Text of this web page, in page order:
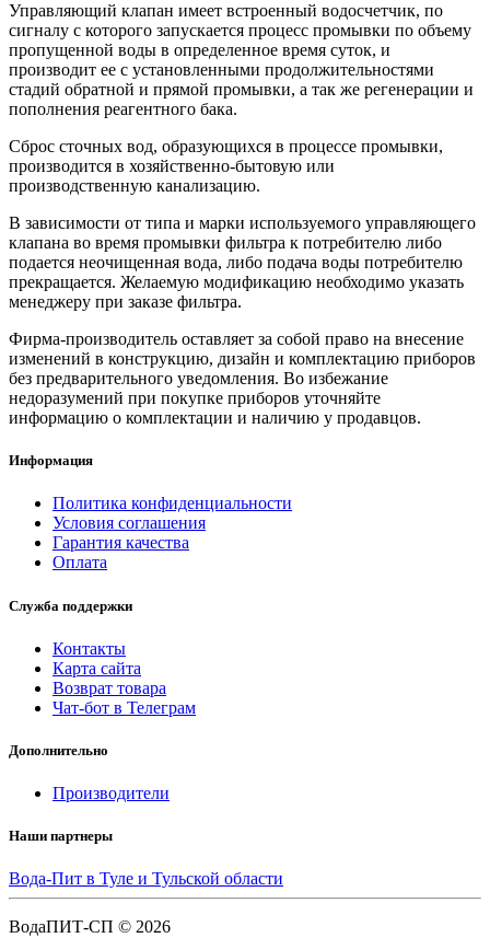
Управляющий клапан имеет встроенный водосчетчик, по
сигналу с которого запускается процесс промывки по объему
пропущенной воды в определенное время суток, и
производит ее с установленными продолжительностями
стадий обратной и прямой промывки, а так же регенерации и
пополнения реагентного бака.
Сброс сточных вод, образующихся в процессе промывки,
производится в хозяйственно-бытовую или
производственную канализацию.
В зависимости от типа и марки используемого управляющего
клапана во время промывки фильтра к потребителю либо
подается неочищенная вода, либо подача воды потребителю
прекращается. Желаемую модификацию необходимо указать
менеджеру при заказе фильтра.
Фирма-производитель оставляет за собой право на внесение
изменений в конструкцию, дизайн и комплектацию приборов
без предварительного уведомления. Во избежание
недоразумений при покупке приборов уточняйте
информацию о комплектации и наличию у продавцов.
Информация
Политика конфиденциальности
Условия соглашения
Гарантия качества
Оплата
Служба поддержки
Контакты
Карта сайта
Возврат товара
Чат-бот в Телеграм
Дополнительно
Производители
Наши партнеры
Вода-Пит в Туле и Тульской области
ВодаПИТ-СП © 2026